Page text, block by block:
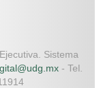
Sistema
- Tel.